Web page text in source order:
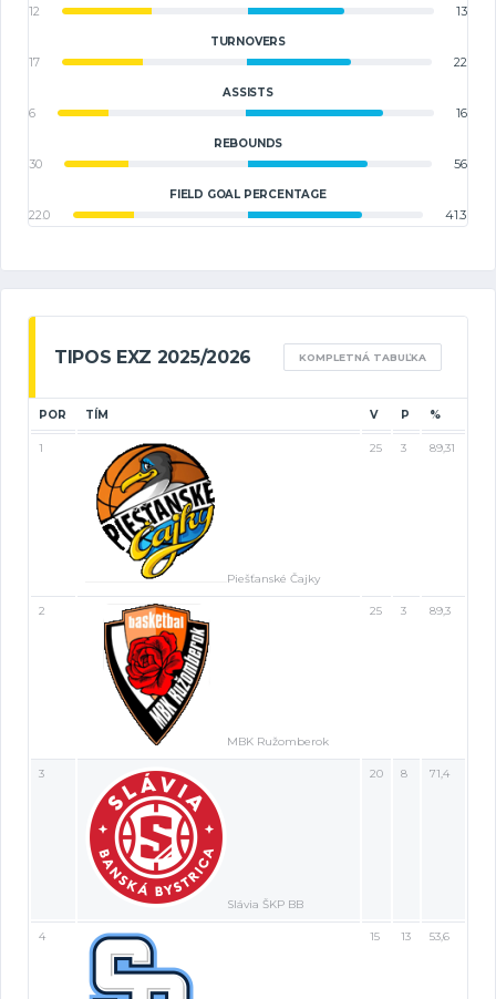
12 13
TURNOVERS
17 22
ASSISTS
6 16
REBOUNDS
30 56
FIELD GOAL PERCENTAGE
22.0 41.3
TIPOS EXZ 2025/2026 KOMPLETNÁ TABUĽKA
POR TÍM V P %
1
Piešťanské Čajky
25 3 89,31
2
MBK Ružomberok
25 3 89,3
3
Slávia ŠKP BB
20 8 71,4
4 15 13 53,6